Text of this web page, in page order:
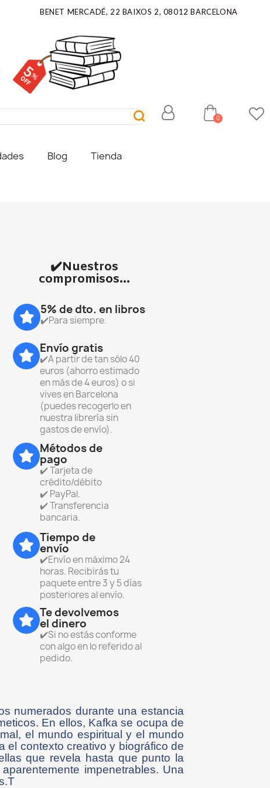
BENET MERCADÉ, 22 BAIXOS 2, 08012 BARCELONA
Blog Tienda
✔️Nuestros
compromisos...
5% de dto. en libros
✔️Para siempre.
Envío gratis
✔️A partir de tan sólo 40
euros (ahorro estimado
en más de 4 euros) o si
vives en Barcelona
(puedes recogerlo en
nuestra librería sin
gastos de envío).
Métodos de
pago
✔️ Tarjeta de
crédito/débito
✔️ PayPal.
✔️ Transferencia
bancaria.
Tiempo de
envío
✔️Envío en máximo 24
horas. Recibirás tu
paquete entre 3 y 5 días
posteriores al envío.
Te devolvemos
el dinero
✔️Si no estás conforme
con algo en lo referido al
pedido.
numerados durante una estancia
En ellos, Kafka se ocupa de
el mundo espiritual y el mundo
contexto creativo y biográfico de
que revela hasta que punto la
impenetrables. Una